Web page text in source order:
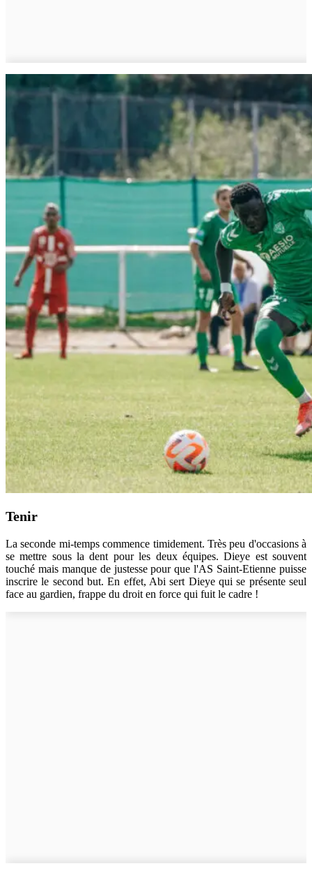
Tenir
La seconde mi-temps commence timidement. Très peu d'occasions à
se mettre sous la dent pour les deux équipes. Dieye est souvent
touché mais manque de justesse pour que l'AS Saint-Etienne puisse
inscrire le second but. En effet, Abi sert Dieye qui se présente seul
face au gardien, frappe du droit en force qui fuit le cadre !